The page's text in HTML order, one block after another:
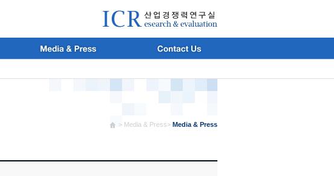
> Media & Press> Media & Press